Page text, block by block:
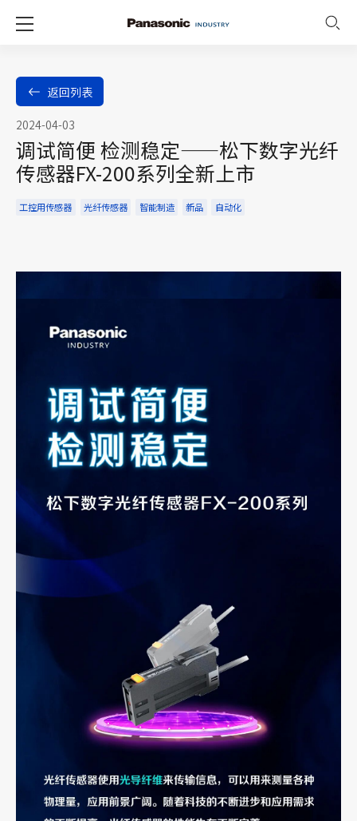
返回列表
2024-04-03
调试简便 检测稳定——松下数字光纤
传感器FX-200系列全新上市
工控用传感器 光纤传感器 智能制造 新品 自动化